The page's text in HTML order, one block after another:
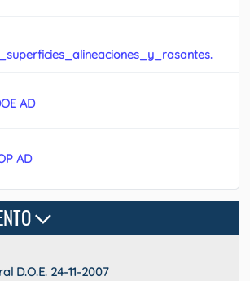
AD
AD
D.O.E. 24-11-2007